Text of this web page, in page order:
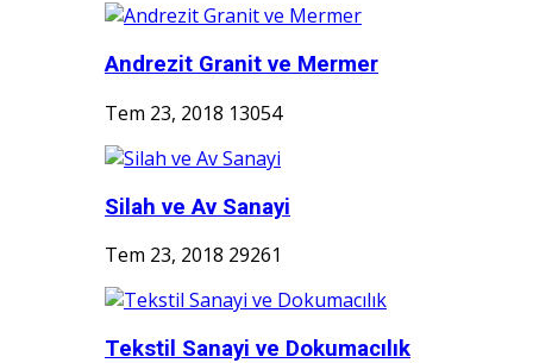
Andrezit Granit ve Mermer
Tem 23, 2018 13054
Silah ve Av Sanayi
Tem 23, 2018 29261
Tekstil Sanayi ve Dokumacılık